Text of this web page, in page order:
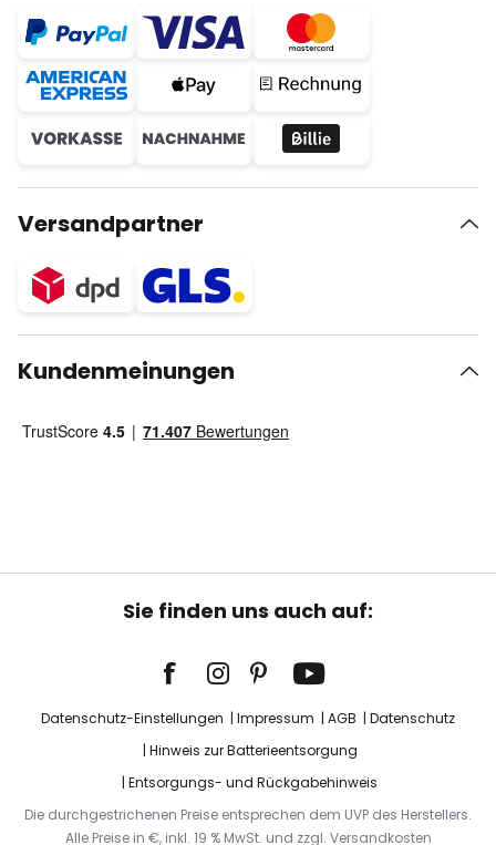
Versandpartner
Kundenmeinungen
Sie finden uns auch auf:
Datenschutz-Einstellungen Impressum AGB
Datenschutz
Hinweis zur Batterieentsorgung
Entsorgungs- und Rückgabehinweis
Die durchgestrichenen Preise entsprechen dem UVP des Herstellers.
Alle Preise in €, inkl. 19 % MwSt. und zzgl. Versandkosten